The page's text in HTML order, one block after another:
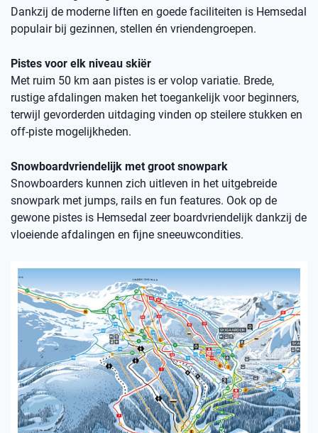
Dankzij de moderne liften en goede faciliteiten is Hemsedal
populair bij gezinnen, stellen én vriendengroepen.
Pistes voor elk niveau skiër
Met ruim 50 km aan pistes is er volop variatie. Brede,
rustige afdalingen maken het toegankelijk voor beginners,
terwijl gevorderden uitdaging vinden op steilere stukken en
off-piste mogelijkheden.
Snowboardvriendelijk met groot snowpark
Snowboarders kunnen zich uitleven in het uitgebreide
snowpark met jumps, rails en fun features. Ook op de
gewone pistes is Hemsedal zeer boardvriendelijk dankzij de
vloeiende afdalingen en fijne sneeuwcondities.